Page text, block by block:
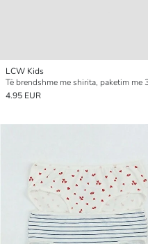
LCW Kids
4.95 EUR